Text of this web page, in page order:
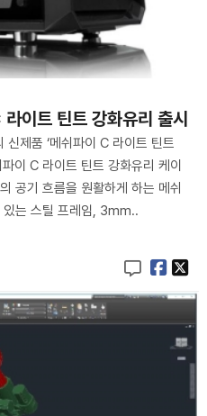
이트 틴트 강화유리 출시
제품 ‘메쉬파이 C 라이트 틴트
이 C 라이트 틴트 강화유리 케이
공기 흐름을 원활하게 하는 메쉬
있는 스틸 프레임, 3mm..